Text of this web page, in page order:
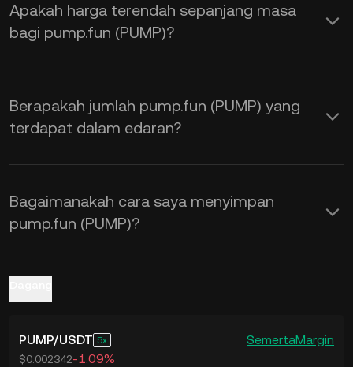
Gunakan Kalkulator KuCoin untuk
mendapatkan kadar pertukaran
kepada USDmasa nyata.
Apakah harga terendah sepanjang masa
bagi pump.fun (PUMP)?
Berapakah jumlah pump.fun (PUMP) yang
terdapat dalam edaran?
Bagaimanakah cara saya menyimpan
pump.fun (PUMP)?
PUMP/USDT 5 SemertaMargin
$0.002342-1.09%